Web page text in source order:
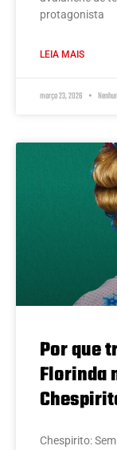
protagonista
LEIA MAIS
março 23, 2026
Por que
Florinda
Chespirito: